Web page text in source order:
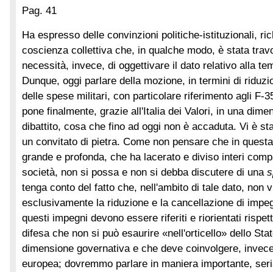
Pag. 41
Ha espresso delle convinzioni politiche-istituzionali,
coscienza collettiva che, in qualche modo, è stata
necessità, invece, di oggettivare il dato relativo alla
Dunque, oggi parlare della mozione, in termini di
delle spese militari, con particolare riferimento agli F-
pone finalmente, grazie all'Italia dei Valori, in una
dibattito, cosa che fino ad oggi non è accaduta. Vi è
un convitato di pietra. Come non pensare che in
grande e profonda, che ha lacerato e diviso interi
società, non si possa e non si debba discutere di una
tenga conto del fatto che, nell'ambito di tale dato, non
esclusivamente la riduzione e la cancellazione di
questi impegni devono essere riferiti e riorientati
difesa che non si può esaurire «nell'orticello» dello
dimensione governativa e che deve coinvolgere,
europea; dovremmo parlare in maniera importante,